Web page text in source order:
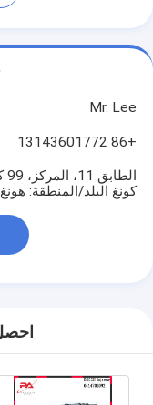
Mr. Lee
+86 13143601772
كونغ البلد/المنطقة: